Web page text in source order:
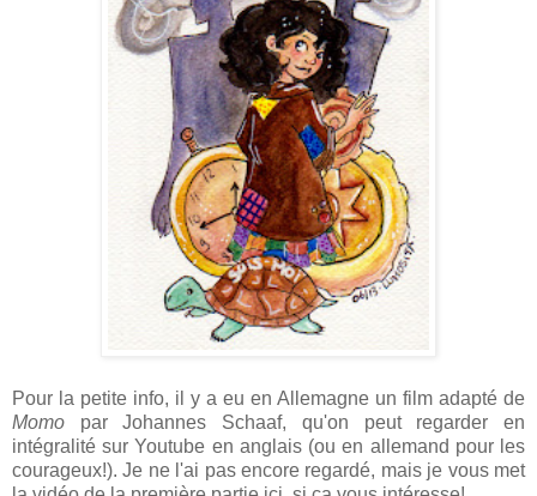
Pour la petite info, il y a eu en Allemagne un film adapté de
Momo par Johannes Schaaf, qu'on peut regarder en
intégralité sur Youtube en anglais (ou en allemand pour les
courageux!). Je ne l'ai pas encore regardé, mais je vous met